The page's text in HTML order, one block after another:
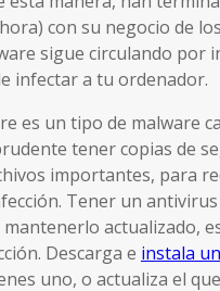
con su negocio de
sigue circulando por
infectar a tu ordenador.
es un tipo de malware
tener copias de
importantes, para
Tener un
actualizado,
Descarga e instala
uno, o actualiza el